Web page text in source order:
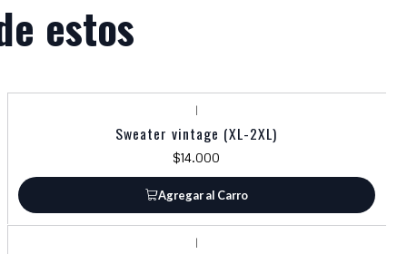
estos
|
Sweater vintage (XL-2XL)
$14.000
Agregar al Carro
|